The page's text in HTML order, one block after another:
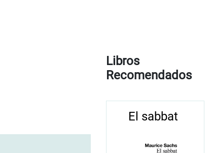
Libros
Recomendados
El sabbat